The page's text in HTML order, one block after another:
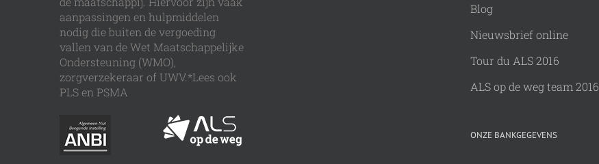
aanpassingen en hulpmiddelen
nodig die buiten de vergoeding
vallen van de Wet Maatschappelijke
Ondersteuning (WMO),
zorgverzekeraar of UWV.*Lees ook
PLS en PSMA
Blog
Nieuwsbrief online
Tour du ALS 2016
ALS op de weg team 2016
ONZE BANKGEGEVENS